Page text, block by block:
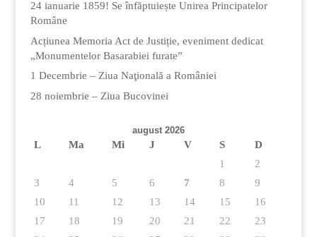
24 ianuarie 1859! Se înfăptuiește Unirea Principatelor
Române
Acțiunea Memoria Act de Justiție, eveniment dedicat
„Monumentelor Basarabiei furate”
1 Decembrie – Ziua Naţională a României
28 noiembrie – Ziua Bucovinei
august 2026
L Ma Mi J V S
D
1
2
3
4 5 6 7 8
9
10
11 12 13 14 15
16
17
18 19 20 21 22
23